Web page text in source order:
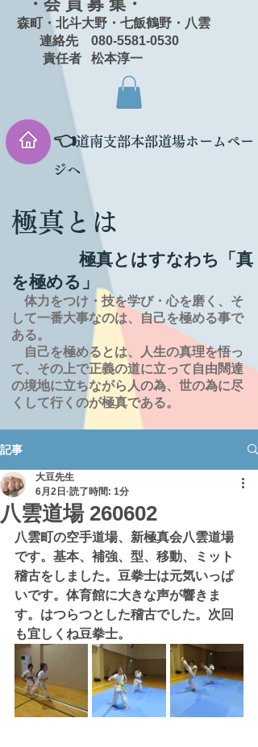
森町・北斗大野・七飯鶴野・八雲
連絡先 080-5581-0530
責任者 松本淳一
👈道南支部本部道場ホームペー
ジへ
極真とは
極真とはすなわち「真
を極める」
体力をつけ・技を学び・心を磨く、そ
して一番大事なのは、自己を極める事で
ある。
自己を極めるとは、
人生の真理を悟っ
て、その上で正義の道に立って自由闊達
の境地に立ちながら人の為、世の為に尽
くして行くのが極真である。
記事
八雲道場 260602
大豆先生
6月2日 読了時間: 1分
八雲町の空手道場、新極真会八雲道場
です。基本、補強、型、移動、ミット
稽古をしました。豆拳士は元気いっぱ
いです。体育館に大きな声が響きま
す。はつらつとした稽古でした。次回
も宜しくね豆拳士。